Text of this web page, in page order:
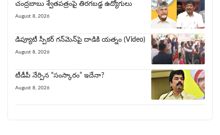
చంద్రబాబు శ్వేతపత్రంపై తిర‌గ‌బ‌డ్డ ఉద్యోగులు
August 8, 2026
డిప్యూటీ స్పీకర్ గన్‌మెన్‌పై దాడికి య‌త్నం (Video)
August 8, 2026
టీడీపీ నేర్పిన‌ “సంస్కారం” ఇదేనా?
August 8, 2026